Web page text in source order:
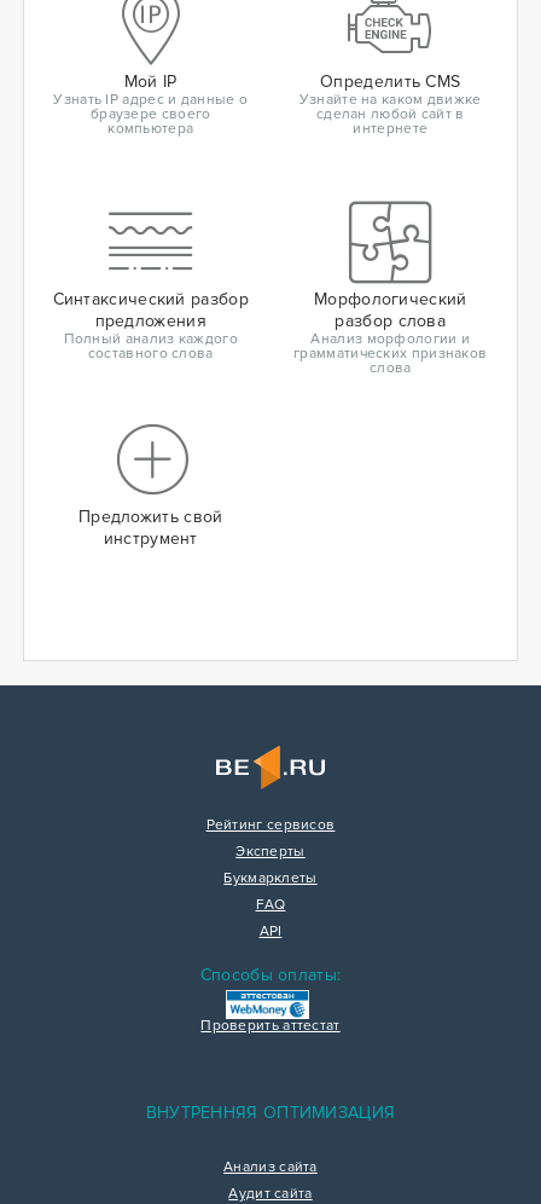
Мой IP
Узнать IP адрес и данные о
браузере своего
компьютера
Определить CMS
Узнайте на каком движке
сделан любой сайт в
интернете
Синтаксический разбор
предложения
Полный анализ каждого
составного слова
Морфологический
разбор слова
Анализ морфологии и
грамматических признаков
слова
Предложить свой
инструмент
Рейтинг сервисов
Эксперты
Букмарклеты
FAQ
API
Способы оплаты:
Проверить аттестат
ВНУТРЕННЯЯ ОПТИМИЗАЦИЯ
Анализ сайта
Аудит сайта